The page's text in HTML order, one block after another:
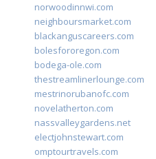
norwoodinnwi.com
neighboursmarket.com
blackanguscareers.com
bolesfororegon.com
bodega-ole.com
thestreamlinerlounge.com
mestrinorubanofc.com
novelatherton.com
nassvalleygardens.net
electjohnstewart.com
omptourtravels.com